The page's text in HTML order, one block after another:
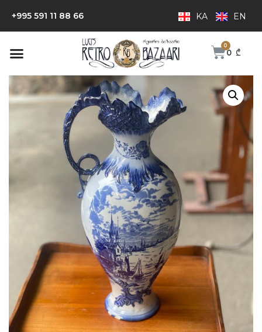
+995 591 11 88 66 KA EN
0 ₾